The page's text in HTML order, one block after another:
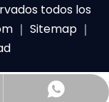
todos los
｜ Sitemap ｜